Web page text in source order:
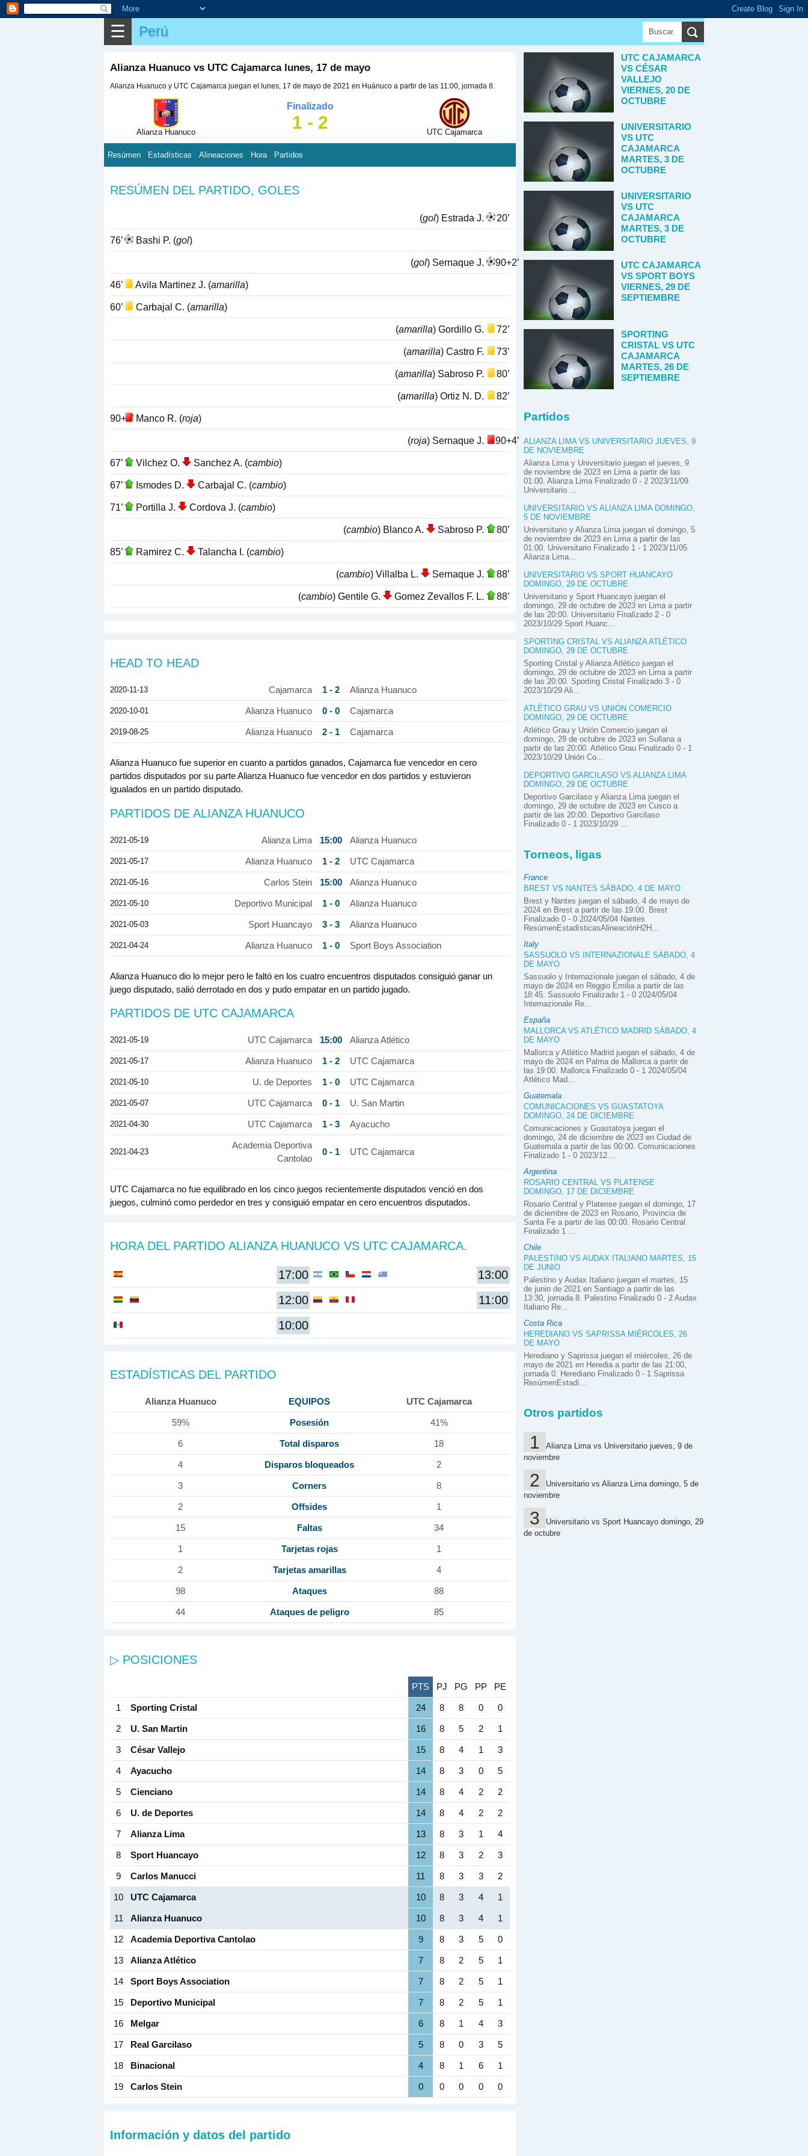
☰ Perú
Alianza Huanuco vs UTC Cajamarca lunes, 17 de mayo
Alianza Huanuco y UTC Cajamarca juegan el lunes, 17 de mayo de 2021 en Huánuco a partir de las 11:00, jornada 8.
Alianza Huanuco
Finalizado
1 - 2 UTC Cajamarca
Resúmen Estadísticas Alineaciones Hora Partidos
RESÚMEN DEL PARTIDO, GOLES
(gol) Estrada J. 20’
76’ Bashi P. (gol)
(gol) Sernaque J. 90+2’
46’ Avila Martinez J. (amarilla)
60’ Carbajal C. (amarilla)
(amarilla) Gordillo G. 72’
(amarilla) Castro F. 73’
(amarilla) Sabroso P. 80’
(amarilla) Ortiz N. D. 82’
90+4’ Manco R. (roja)
(roja) Sernaque J. 90+4’
67’ Vilchez O. Sanchez A. (cambio)
67’ Ismodes D. Carbajal C. (cambio)
71’ Portilla J. Cordova J. (cambio)
(cambio) Blanco A. Sabroso P. 80’
85’ Ramirez C. Talancha I. (cambio)
(cambio) Villalba L. Sernaque J. 88’
(cambio) Gentile G. Gomez Zevallos F. L. 88’
HEAD TO HEAD
2020-11-13 Cajamarca 1 - 2 Alianza Huanuco
2020-10-01 Alianza Huanuco 0 - 0 Cajamarca
2019-08-25 Alianza Huanuco 2 - 1 Cajamarca
Alianza Huanuco fue superior en cuanto a partidos ganados, Cajamarca fue vencedor en cero
partidos disputados por su parte Alianza Huanuco fue vencedor en dos partidos y estuvieron
igualados en un partido disputado.
PARTIDOS DE ALIANZA HUANUCO
2021-05-19 Alianza Lima 15:00 Alianza Huanuco
2021-05-17 Alianza Huanuco 1 - 2 UTC Cajamarca
2021-05-16 Carlos Stein 15:00 Alianza Huanuco
2021-05-10 Deportivo Municipal 1 - 0 Alianza Huanuco
2021-05-03 Sport Huancayo 3 - 3 Alianza Huanuco
2021-04-24 Alianza Huanuco 1 - 0 Sport Boys Association
Alianza Huanuco dio lo mejor pero le faltó en los cuatro encuentros disputados consiguió ganar un
juego disputado, salió derrotado en dos y pudo empatar en un partido jugado.
PARTIDOS DE UTC CAJAMARCA
2021-05-19 UTC Cajamarca 15:00 Alianza Atlético
2021-05-17 Alianza Huanuco 1 - 2 UTC Cajamarca
2021-05-10 U. de Deportes 1 - 0 UTC Cajamarca
2021-05-07 UTC Cajamarca 0 - 1 U. San Martin
2021-04-30 UTC Cajamarca 1 - 3 Ayacucho
2021-04-23
Academia Deportiva
Cantolao
0 - 1 UTC Cajamarca
UTC Cajamarca no fue equilibrado en los cinco juegos recientemente disputados venció en dos
juegos, culminó como perdedor en tres y consiguió empatar en cero encuentros disputados.
HORA DEL PARTIDO ALIANZA HUANUCO VS UTC CAJAMARCA.
17:00
13:00
12:00
11:00
10:00
ESTADÍSTICAS DEL PARTIDO
Alianza Huanuco EQUIPOS UTC Cajamarca
59% Posesión 41%
6 Total disparos 18
4 Disparos bloqueados 2
3 Corners 8
2 Offsides 1
15 Faltas 34
1 Tarjetas rojas 1
2 Tarjetas amarillas 4
98 Ataques 88
44 Ataques de peligro 85
▷ POSICIONES
PTS PJ PG PP PE
1 Sporting Cristal 24 8 8 0 0
2 U. San Martin 16 8 5 2 1
3 César Vallejo 15 8 4 1 3
4 Ayacucho 14 8 3 0 5
5 Cienciano 14 8 4 2 2
6 U. de Deportes 14 8 4 2 2
7 Alianza Lima 13 8 3 1 4
8 Sport Huancayo 12 8 3 2 3
9 Carlos Manucci 11 8 3 3 2
10 UTC Cajamarca 10 8 3 4 1
11 Alianza Huanuco 10 8 3 4 1
12 Academia Deportiva Cantolao 9 8 3 5 0
13 Alianza Atlético 7 8 2 5 1
14 Sport Boys Association 7 8 2 5 1
15 Deportivo Municipal 7 8 2 5 1
16 Melgar 6 8 1 4 3
17 Real Garcilaso 5 8 0 3 5
18 Binacional 4 8 1 6 1
19 Carlos Stein 0 0 0 0 0
Información y datos del partido
UTC CAJAMARCA
VS CÉSAR
VALLEJO
VIERNES, 20 DE
OCTUBRE
UNIVERSITARIO
VS UTC
CAJAMARCA
MARTES, 3 DE
OCTUBRE
UNIVERSITARIO
VS UTC
CAJAMARCA
MARTES, 3 DE
OCTUBRE
UTC CAJAMARCA
VS SPORT BOYS
VIERNES, 29 DE
SEPTIEMBRE
SPORTING
CRISTAL VS UTC
CAJAMARCA
MARTES, 26 DE
SEPTIEMBRE
Partidos
ALIANZA LIMA VS UNIVERSITARIO JUEVES, 9
DE NOVIEMBRE
Alianza Lima y Universitario juegan el jueves, 9
de noviembre de 2023 en Lima a partir de las
01:00. Alianza Lima Finalizado 0 - 2 2023/11/09
Universitario ...
UNIVERSITARIO VS ALIANZA LIMA DOMINGO,
5 DE NOVIEMBRE
Universitario y Alianza Lima juegan el domingo, 5
de noviembre de 2023 en Lima a partir de las
01:00. Universitario Finalizado 1 - 1 2023/11/05
Alianza Lima...
UNIVERSITARIO VS SPORT HUANCAYO
DOMINGO, 29 DE OCTUBRE
Universitario y Sport Huancayo juegan el
domingo, 29 de octubre de 2023 en Lima a partir
de las 20:00. Universitario Finalizado 2 - 0
2023/10/29 Sport Huanc...
SPORTING CRISTAL VS ALIANZA ATLÉTICO
DOMINGO, 29 DE OCTUBRE
Sporting Cristal y Alianza Atlético juegan el
domingo, 29 de octubre de 2023 en Lima a partir
de las 20:00. Sporting Cristal Finalizado 3 - 0
2023/10/29 Ali...
ATLÉTICO GRAU VS UNIÓN COMERCIO
DOMINGO, 29 DE OCTUBRE
Atlético Grau y Unión Comercio juegan el
domingo, 29 de octubre de 2023 en Sullana a
partir de las 20:00. Atlético Grau Finalizado 0 - 1
2023/10/29 Unión Co...
DEPORTIVO GARCILASO VS ALIANZA LIMA
DOMINGO, 29 DE OCTUBRE
Deportivo Garcilaso y Alianza Lima juegan el
domingo, 29 de octubre de 2023 en Cusco a
partir de las 20:00. Deportivo Garcilaso
Finalizado 0 - 1 2023/10/29 ...
Torneos, ligas
France
BREST VS NANTES SÁBADO, 4 DE MAYO
Brest y Nantes juegan el sábado, 4 de mayo de
2024 en Brest a partir de las 19:00. Brest
Finalizado 0 - 0 2024/05/04 Nantes
ResúmenEstadísticasAlineaciónH2H...
Italy
SASSUOLO VS INTERNAZIONALE SÁBADO, 4
DE MAYO
Sassuolo y Internazionale juegan el sábado, 4 de
mayo de 2024 en Reggio Emilia a partir de las
18:45. Sassuolo Finalizado 1 - 0 2024/05/04
Internazionale Re...
España
MALLORCA VS ATLÉTICO MADRID SÁBADO, 4
DE MAYO
Mallorca y Atlético Madrid juegan el sábado, 4 de
mayo de 2024 en Palma de Mallorca a partir de
las 19:00. Mallorca Finalizado 0 - 1 2024/05/04
Atlético Mad...
Guatemala
COMUNICACIONES VS GUASTATOYA
DOMINGO, 24 DE DICIEMBRE
Comunicaciones y Guastatoya juegan el
domingo, 24 de diciembre de 2023 en Ciudad de
Guatemala a partir de las 00:00. Comunicaciones
Finalizado 1 - 0 2023/12...
Argentina
ROSARIO CENTRAL VS PLATENSE
DOMINGO, 17 DE DICIEMBRE
Rosario Central y Platense juegan el domingo, 17
de diciembre de 2023 en Rosario, Provincia de
Santa Fe a partir de las 00:00. Rosario Central
Finalizado 1 ...
Chile
PALESTINO VS AUDAX ITALIANO MARTES, 15
DE JUNIO
Palestino y Audax Italiano juegan el martes, 15
de junio de 2021 en Santiago a partir de las
13:30, jornada 8. Palestino Finalizado 0 - 2 Audax
Italiano Re...
Costa Rica
HEREDIANO VS SAPRISSA MIÉRCOLES, 26
DE MAYO
Herediano y Saprissa juegan el miércoles, 26 de
mayo de 2021 en Heredia a partir de las 21:00,
jornada 0. Herediano Finalizado 0 - 1 Saprissa
ResúmenEstadí...
Otros partidos
Alianza Lima vs Universitario jueves, 9 de
noviembre
Universitario vs Alianza Lima domingo, 5 de
noviembre
Universitario vs Sport Huancayo domingo, 29
de octubre